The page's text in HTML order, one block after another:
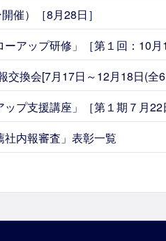
催）［8月28日］
アップ研修」［第１回：10月
交換会[7月17日～12月18日(全
プ支援講座」［第１期７月22
社内報審査」表彰一覧